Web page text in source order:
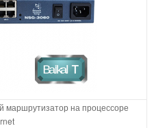
маршрутизатор на процессоре